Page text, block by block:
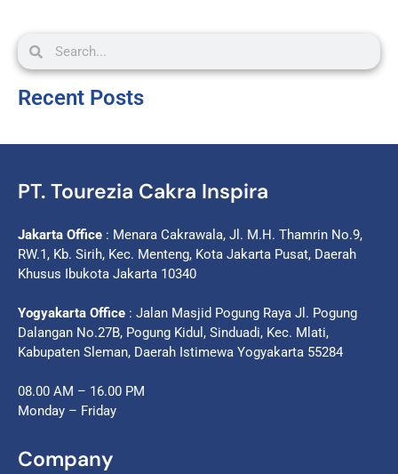
Recent Posts
PT. Tourezia Cakra Inspira
Jakarta Office : Menara Cakrawala, Jl. M.H. Thamrin No.9,
RW.1, Kb. Sirih, Kec. Menteng, Kota Jakarta Pusat, Daerah
Khusus Ibukota Jakarta 10340
Yogyakarta Office : Jalan Masjid Pogung Raya Jl. Pogung
Dalangan No.27B, Pogung Kidul, Sinduadi, Kec. Mlati,
Kabupaten Sleman, Daerah Istimewa Yogyakarta 55284
08.00 AM – 16.00 PM
Monday – Friday
Company